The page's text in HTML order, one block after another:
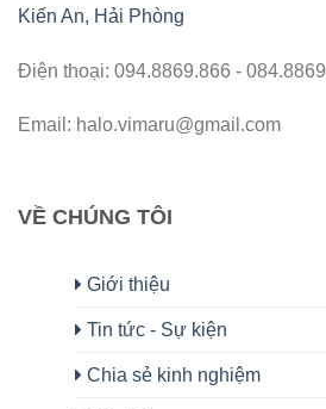
Kiến An, Hải Phòng
Điện thoại: 094.8869.866 -
Email: halo.vimaru@gmail.com
VỀ CHÚNG TÔI
Giới thiệu
Tin tức - Sự kiện
Chia sẻ kinh nghiệm